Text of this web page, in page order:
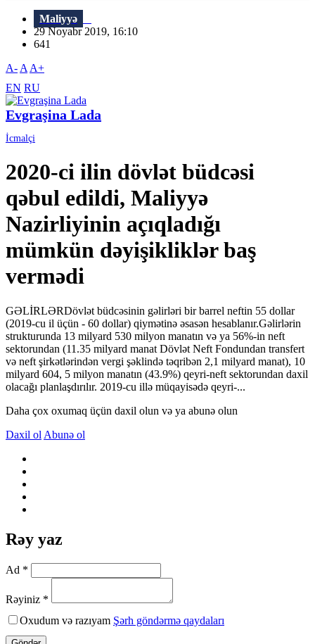
Maliyyə
29 Noyabr 2019, 16:10
641
A- A A+
EN RU
Evgraşina Lada
İcmalçi
2020-ci ilin dövlət büdcəsi
qəbul edildi, Maliyyə
Nazirliyinin açıqladığı
mümkün dəyişikliklər baş
vermədi
GƏLİRLƏRDövlət büdcəsinin gəlirləri bir barrel neftin 55 dollar
(2019-cu il üçün - 60 dollar) qiymətinə əsasən hesablanır.Gəlirlərin
strukturunda 13 milyard 530 milyon manatın və ya 56%-in neft
sektorundan (11.35 milyard manat Dövlət Neft Fondundan transfert
və neft şirkətlərindən vergi şəklində təqribən 2,1 milyard manat), 10
milyard 604, 5 milyon manatın (43.9%) qeyri-neft sektorundan daxil
olacağı planlaşdırılır. 2019-cu illə müqayisədə qeyri-...
Daha çox oxumaq üçün daxil olun və ya abunə olun
Daxil ol Abunə ol
Rəy yaz
Ad *
Rəyiniz *
Oxudum və razıyam Şərh göndərmə qaydaları